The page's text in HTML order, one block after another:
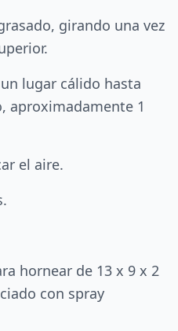
girando una vez
lugar cálido hasta
aproximadamente 1
el aire.
hornear de 13 x 9 x 2
con spray